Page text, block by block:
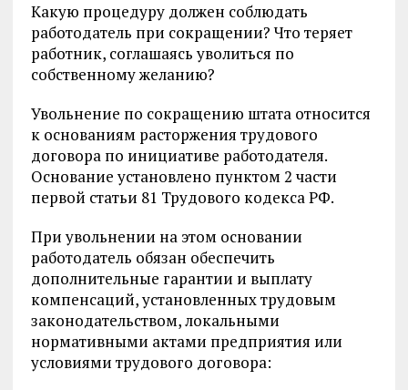
Какую процедуру должен соблюдать
работодатель при сокращении? Что теряет
работник, соглашаясь уволиться по
собственному желанию?
Увольнение по сокращению штата относится
к основаниям расторжения трудового
договора по инициативе работодателя.
Основание установлено пунктом 2 части
первой статьи 81 Трудового кодекса РФ.
При увольнении на этом основании
работодатель обязан обеспечить
дополнительные гарантии и выплату
компенсаций, установленных трудовым
законодательством, локальными
нормативными актами предприятия или
условиями трудового договора: